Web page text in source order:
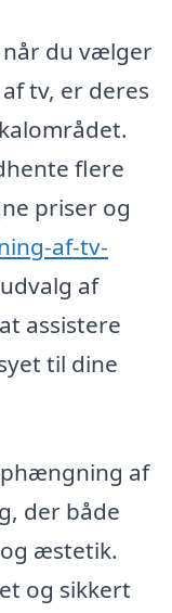
når du vælger
tv, er deres
flere
priser og
af-tv-
af
assistere
til dine
af
der både
æstetik.
og sikkert